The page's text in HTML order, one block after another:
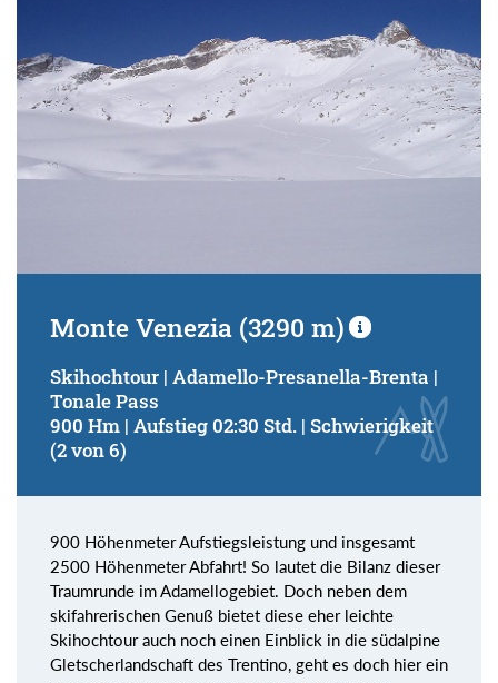
Monte Venezia (3290 m)
Skihochtour | Adamello-Presanella-Brenta |
Tonale Pass
900 Hm | Aufstieg 02:30 Std. | Schwierigkeit
(2 von 6)
900 Höhenmeter Aufstiegsleistung und insgesamt
2500 Höhenmeter Abfahrt! So lautet die Bilanz dieser
Traumrunde im Adamellogebiet. Doch neben dem
skifahrerischen Genuß bietet diese eher leichte
Skihochtour auch noch einen Einblick in die südalpine
Gletscherlandschaft des Trentino, geht es doch hier ein